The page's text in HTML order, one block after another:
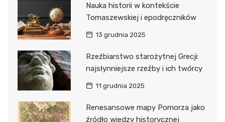
Nauka historii w kontekście
Tomaszewskiej i epodręczników
13 grudnia 2025
Rzeźbiarstwo starożytnej Grecji:
najsłynniejsze rzeźby i ich twórcy
11 grudnia 2025
Renesansowe mapy Pomorza jako
źródło wiedzy historycznej